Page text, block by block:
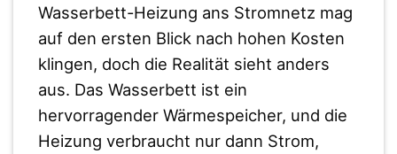
Wasserbett-Heizung ans Stromnetz mag
auf den ersten Blick nach hohen Kosten
klingen, doch die Realität sieht anders
aus. Das Wasserbett ist ein
hervorragender Wärmespeicher, und die
Heizung verbraucht nur dann Strom,